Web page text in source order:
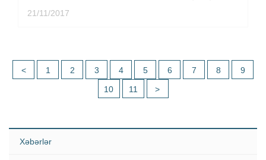
21/11/2017
< 1 2 3 4 5 6 7 8
9
10
11 >
Xəbərlər